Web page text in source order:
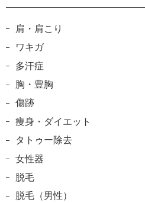
肩・肩こり
ワキガ
多汗症
胸・豊胸
傷跡
痩身・ダイエット
タトゥー除去
女性器
脱毛
脱毛（男性）